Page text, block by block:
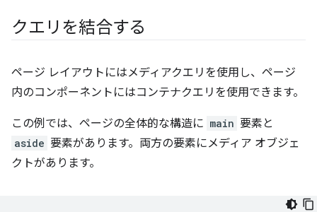
クエリを結合する
ページ レイアウトにはメディアクエリを使用し、ページ
内のコンポーネントにはコンテナクエリを使用できます。
この例では、ページの全体的な構造に main 要素と
aside 要素があります。両方の要素にメディア オブジェ
クトがあります。